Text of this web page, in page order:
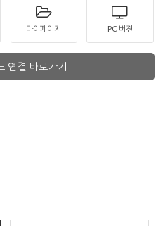
마이페이지 PC 버젼
연결 바로가기